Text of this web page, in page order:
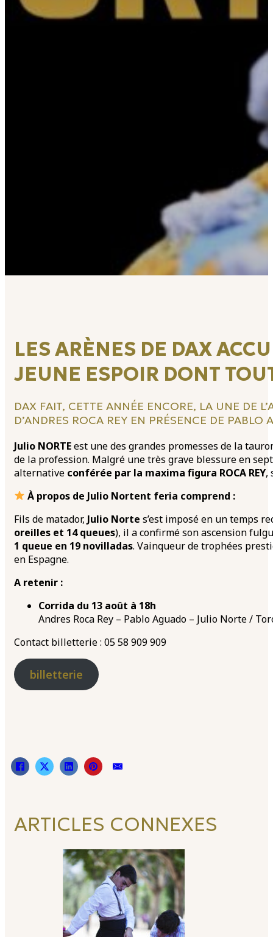
LES ARÈNES DE DAX
JEUNE ESPOIR DONT
DAX FAIT, CETTE ANNÉE ENCORE, LA UNE DE
D’ANDRES ROCA REY EN PRÉSENCE DE
Julio NORTEest une des grandes promesses de la
de la profession. Malgré une très grave blessure en
alternative conférée par la maxima figura ROCA REY,
À propos de Julio Nortent feria comprend :
Fils de matador, Julio Norte s’est imposé en un temps
oreilles et 14 queues), il a confirmé son ascension
1 queue en 19 novilladas. Vainqueur de trophées
en Espagne.
A retenir :
Corrida du 13 août à 18h
Andres Roca Rey – Pablo Aguado – Julio Norte /
Contact billetterie : 05 58 909 909
billetterie
ARTICLES CONNEXES